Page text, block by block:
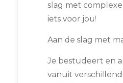
slag met
iets voor jou!
Aan de slag met
Je bestudeert en
vanuit